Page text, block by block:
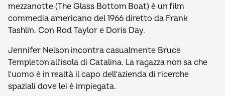
mezzanotte (The Glass Bottom Boat) è un film
commedia americano del 1966 diretto da Frank
Tashlin. Con Rod Taylor e Doris Day.
Jennifer Nelson incontra casualmente Bruce
Templeton all’isola di Catalina. La ragazza non sa che
l’uomo è in realtà il capo dell’azienda di ricerche
spaziali dove lei è impiegata.